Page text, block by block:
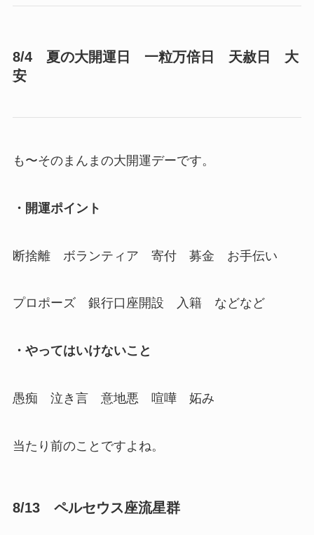
8/4 夏の大開運日 一粒万倍日 天赦日 大
安
も〜そのまんまの大開運デーです。
・開運ポイント
断捨離 ボランティア 寄付 募金 お手伝い
プロポーズ 銀行口座開設 入籍 などなど
・やってはいけないこと
愚痴 泣き言 意地悪 喧嘩 妬み
当たり前のことですよね。
8/13 ペルセウス座流星群